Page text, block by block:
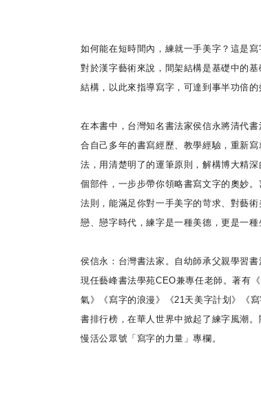
如何能在短時間內，練就一手美字？這是
對於漢字藝術來說，間架結構是基礎中的
結構，以此來指導寫字，可達到事半功倍的
在本書中，台灣知名書法家侯信永將清代
合自己多年的書寫經歷、教學經驗，重新
法，用清楚明了的運筆原則，解構博大精
個部件，一步步帶你領略書寫文字的奧妙
法則，能滿足你對一手美字的苛求、對藝
戀、戀字時代，練字是一種美德，更是一
侯信永：台灣書法家。自幼師承父親學習
現任藝峰書法學苑CEO兼專任老師。著有
氣》《寫字的浪漫》《21天美字計划》《
書排行榜，在華人世界中掀起了練字風潮
慢活公眾號「寫字的力量」專欄。